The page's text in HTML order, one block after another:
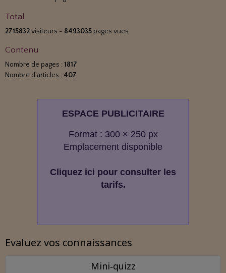
Total
2715832visiteurs - 8493035 pages vues
Contenu
Nombre de pages : 1817
Nombre d'articles : 407
ESPACE PUBLICITAIRE
Format : 300 × 250 px
Emplacement disponible
Cliquez ici pour consulter les
tarifs.
Evaluez vos connaissances
Mini‑quizz